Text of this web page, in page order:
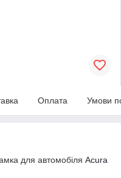
Оплата Умови
для автомобіля Acura